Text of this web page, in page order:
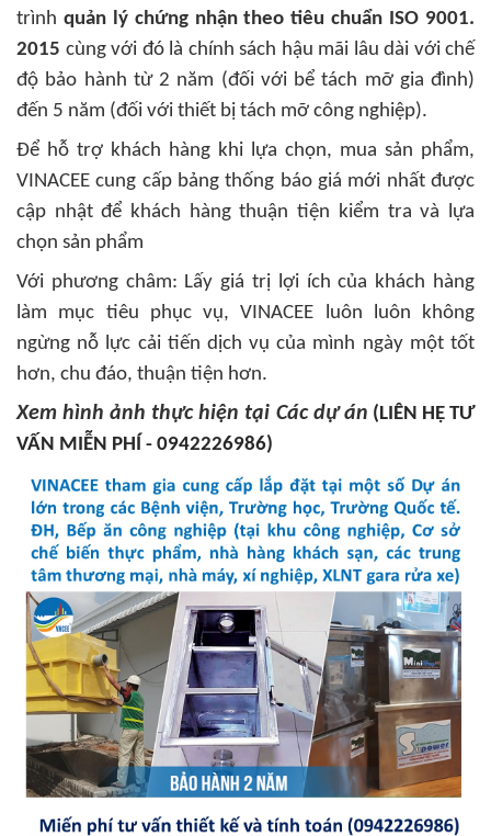
trình quản lý chứng nhận theo tiêu chuẩn ISO 9001.
2015 cùng với đó là chính sách hậu mãi lâu dài với chế
độ bảo hành từ 2 năm (đối với bể tách mỡ gia đình)
đến 5 năm (đối với thiết bị tách mỡ công nghiệp).
Để hỗ trợ khách hàng khi lựa chọn, mua sản phẩm,
VINACEE cung cấp bảng thống báo giá mới nhất được
cập nhật để khách hàng thuận tiện kiểm tra và lựa
chọn sản phẩm
Với phương châm: Lấy giá trị lợi ích của khách hàng
làm mục tiêu phục vụ, VINACEE luôn luôn không
ngừng nỗ lực cải tiến dịch vụ của mình ngày một tốt
hơn, chu đáo, thuận tiện hơn.
Xem hình ảnh thực hiện tại Các dự án (LIÊN HỆ TƯ
VẤN MIỄN PHÍ - 0942226986)